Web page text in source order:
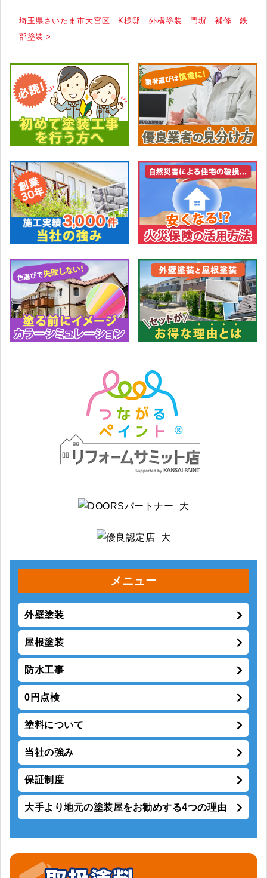
埼玉県さいたま市大宮区 K様邸 外構塗装 門塀 補修 鉄
部塗装 >
メニュー
外壁塗装
屋根塗装
防水工事
0円点検
塗料について
当社の強み
保証制度
大手より地元の塗装屋をお勧めする4つの理由